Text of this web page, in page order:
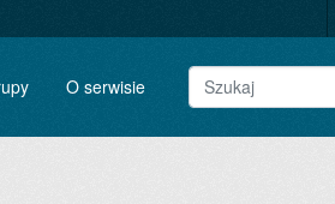
O serwisie